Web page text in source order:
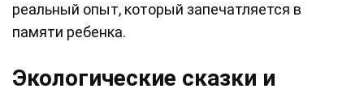
реальный опыт, который запечатляется в
памяти ребенка.
Экологические сказки и